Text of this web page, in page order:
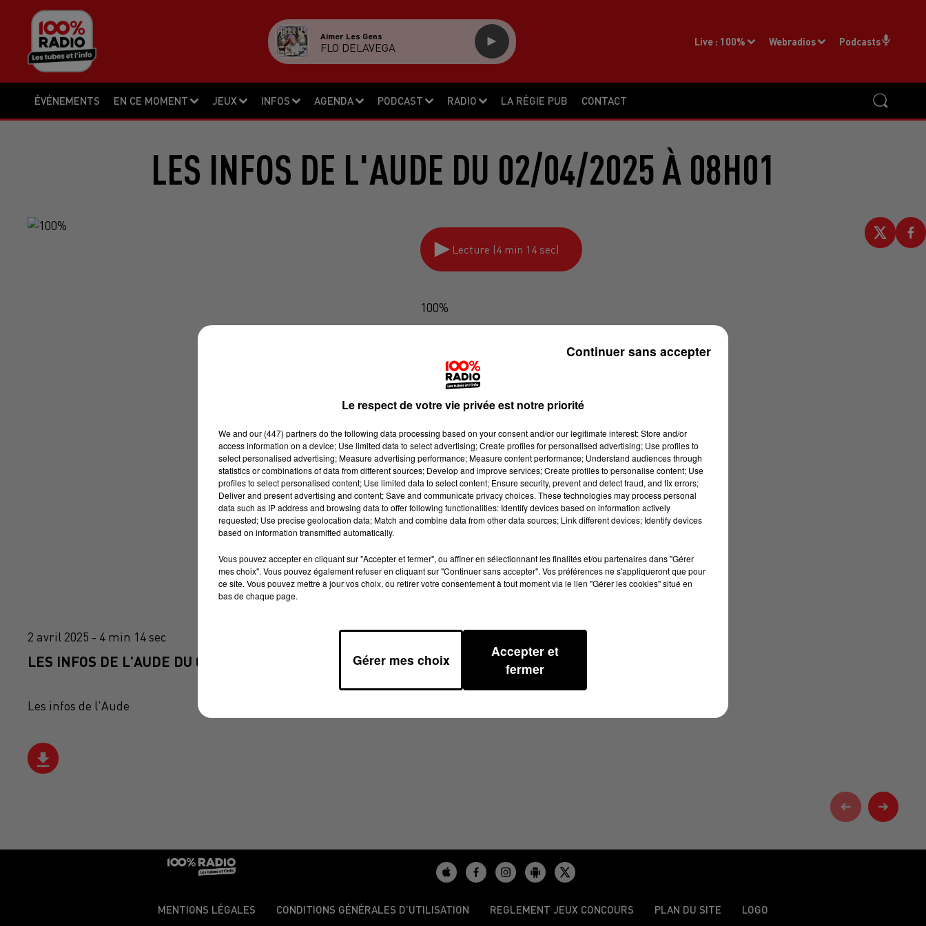
ÉVÉNEMENTS EN CE MOMENT JEUX INFOS AGENDA PODCAST RADIO LA RÉGIE PUB CONTACT
Live : 100% Webradios Podcasts
Aimer Les Gens
FLO DELAVEGA
LES INFOS DE L'AUDE DU 02/04/2025 À 08H01
Lecture (4 min 14 sec)
100%
2 avril 2025 - 4 min 14 sec
LES INFOS DE L'AUDE DU 02/04/2025 À 08H01
Les infos de l'Aude
MENTIONS LÉGALES CONDITIONS GÉNÉRALES D’UTILISATION REGLEMENT JEUX CONCOURS PLAN DU SITE LOGO
Le respect de votre vie privée est notre priorité
We and our (447) partnersdo the following data processing based on your consent and/or our legitimate interest: Store and/or
access information on a device; Use limited data to select advertising; Create profiles for personalised advertising; Use profiles to
select personalised advertising; Measure advertising performance; Measure content performance; Understand audiences through
statistics or combinations of data from different sources; Develop and improve services; Create profiles to personalise content; Use
profiles to select personalised content; Use limited data to select content; Ensure security, prevent and detect fraud, and fix errors;
Deliver and present advertising and content; Save and communicate privacy choices. These technologies may process personal
data such as IP address and browsing data to offer following functionalities: Identify devices based on information actively
requested; Use precise geolocation data; Match and combine data from other data sources; Link different devices; Identify devices
based on information transmitted automatically.
Vous pouvez accepter en cliquant sur "Accepter et fermer", ou affiner en sélectionnant les finalités et/ou partenaires dans "Gérer
mes choix". Vous pouvez également refuser en cliquant sur "Continuer sans accepter". Vos préférences ne s'appliqueront que pour
ce site. Vous pouvez mettre à jour vos choix, ou retirer votre consentement à tout moment via le lien "Gérer les cookies" situé en
bas de chaque page.
Gérer mes choix
Accepter et
fermer
Continuer sans accepter